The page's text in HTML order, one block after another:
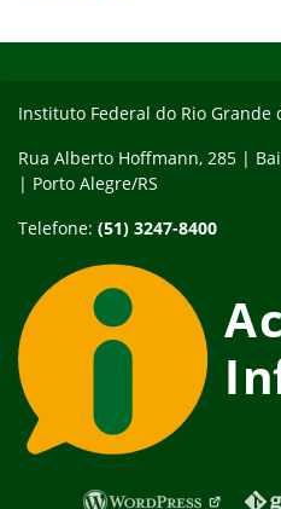
Instituto Federal do Rio Grande
Rua Alberto Hoffmann, 285 |
| Porto Alegre/RS
Telefone: (51) 3247-8400